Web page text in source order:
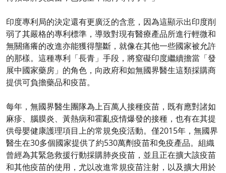
印度專利局的決定還有更廣泛的含意，因為這顯示出印度削
弱了其嚴格的專利標準，導致對現有醫療產品所進行輕微和
無關痛癢的改進亦能獲得壟斷，就像在其他一些國家被允許
的那樣。這種專利「長青」手段，將窒礙印度繼續擔當「發
展中國家藥房」的角色，向政府和如無國界醫生這類採購商
提供可負擔藥品和疫苗。
每年，無國界醫生團隊為上百萬人接種疫苗，既有應對諸如
麻疹、腦膜炎、黃熱病和霍亂疫情爆發的接種，也有在其提
供母嬰健康護理項目上的常規免疫活動。僅2015年，無國界
醫生在30多個國家提供了約530萬劑疫苗和免疫產品。組織
曾經為其緊急救援行動採購肺炎疫苗，並且正在擴大該疫苗
和其他疫苗的使用，尤以改進常規疫苗注射，以及擴大用於